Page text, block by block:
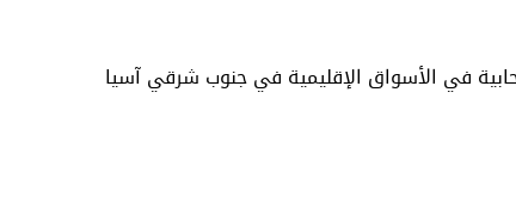
في الأسواق الإقليمية في جنوب شرقي آسيا